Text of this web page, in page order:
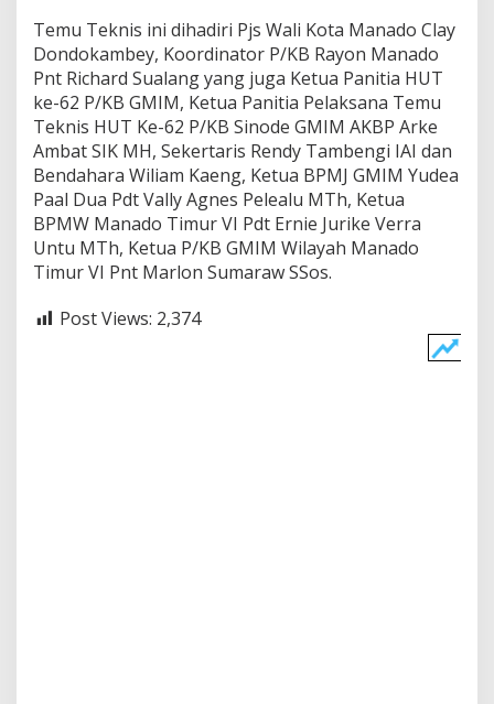
Temu Teknis ini dihadiri Pjs Wali Kota Manado Clay
Dondokambey, Koordinator P/KB Rayon Manado
Pnt Richard Sualang yang juga Ketua Panitia HUT
ke-62 P/KB GMIM, Ketua Panitia Pelaksana Temu
Teknis HUT Ke-62 P/KB Sinode GMIM AKBP Arke
Ambat SIK MH, Sekertaris Rendy Tambengi IAI dan
Bendahara Wiliam Kaeng, Ketua BPMJ GMIM Yudea
Paal Dua Pdt Vally Agnes Pelealu MTh, Ketua
BPMW Manado Timur VI Pdt Ernie Jurike Verra
Untu MTh, Ketua P/KB GMIM Wilayah Manado
Timur VI Pnt Marlon Sumaraw SSos.
Post Views: 2,374